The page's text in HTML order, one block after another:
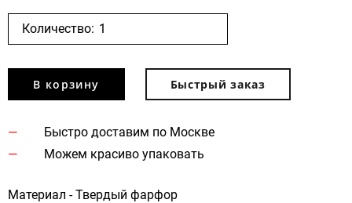
Количество:
В корзину Быстрый заказ
Быстро доставим по Москве
Можем красиво упаковать
Материал - Твердый фарфор